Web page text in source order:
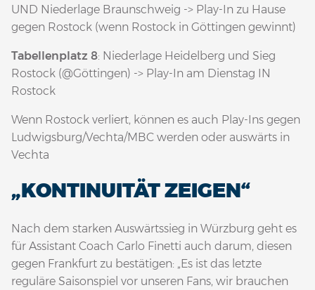
UND Niederlage Braunschweig -> Play-In zu Hause
gegen Rostock (wenn Rostock in Göttingen gewinnt)
Tabellenplatz 8: Niederlage Heidelberg und Sieg
Rostock (@Göttingen) -> Play-In am Dienstag IN
Rostock
Wenn Rostock verliert, können es auch Play-Ins gegen
Ludwigsburg/Vechta/MBC werden oder auswärts in
Vechta
„KONTINUITÄT ZEIGEN“
Nach dem starken Auswärtssieg in Würzburg geht es
für Assistant Coach Carlo Finetti auch darum, diesen
gegen Frankfurt zu bestätigen: „Es ist das letzte
reguläre Saisonspiel vor unseren Fans, wir brauchen